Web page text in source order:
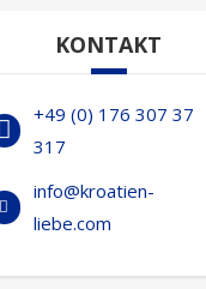
KONTAKT
+49 (0) 176 307 37
317
info@kroatien-
liebe.com